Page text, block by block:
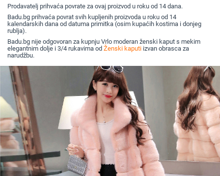
Prodavatelj prihvaća povrate za ovaj proizvod u roku od 14 dana.
Badu.bg prihvaća povrat svih kupljenih proizvoda u roku od 14
kalendarskih dana od datuma primitka (osim kupaćih kostima i donjeg
rublja).
Badu.bg nije odgovoran za kupnju Vrlo moderan ženski kaput s mekim
elegantnim dolje i 3/4 rukavima od Ženski kaputi izvan obrasca za
narudžbu.